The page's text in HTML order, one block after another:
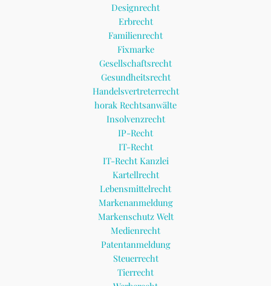
Designrecht
Erbrecht
Familienrecht
Fixmarke
Gesellschaftsrecht
Gesundheitsrecht
Handelsvertreterrecht
horak Rechtsanwälte
Insolvenzrecht
IP-Recht
IT-Recht
IT-Recht Kanzlei
Kartellrecht
Lebensmittelrecht
Markenanmeldung
Markenschutz Welt
Medienrecht
Patentanmeldung
Steuerrecht
Tierrecht